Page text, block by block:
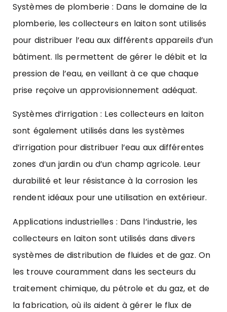
Systèmes de plomberie : Dans le domaine de la
plomberie, les collecteurs en laiton sont utilisés
pour distribuer l’eau aux différents appareils d’un
bâtiment. Ils permettent de gérer le débit et la
pression de l’eau, en veillant à ce que chaque
prise reçoive un approvisionnement adéquat.
Systèmes d’irrigation : Les collecteurs en laiton
sont également utilisés dans les systèmes
d’irrigation pour distribuer l’eau aux différentes
zones d’un jardin ou d’un champ agricole. Leur
durabilité et leur résistance à la corrosion les
rendent idéaux pour une utilisation en extérieur.
Applications industrielles : Dans l’industrie, les
collecteurs en laiton sont utilisés dans divers
systèmes de distribution de fluides et de gaz. On
les trouve couramment dans les secteurs du
traitement chimique, du pétrole et du gaz, et de
la fabrication, où ils aident à gérer le flux de